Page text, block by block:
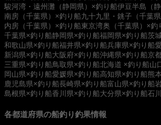
駿河湾・遠州灘（静岡県）×釣り船伊豆半島（
南房（千葉県）×釣り船九十九里・銚子（千葉
内房（千葉県）×釣り船東京湾奥（千葉県）×釣
千葉県×釣り船静岡県×釣り船福岡県×釣り船茨
和歌山県×釣り船福井県×釣り船兵庫県×釣り船
新潟県×釣り船大阪府×釣り船沖縄県×釣り船京
三重県×釣り船鳥取県×釣り船北海道 ×釣り船山
岡山県×釣り船愛媛県×釣り船高知県×釣り船熊
鹿児島県×釣り船長崎県×釣り船富山県×釣り船
島根県×釣り船香川県×釣り船大分県×釣り船石
各都道府県の船釣り釣果情報